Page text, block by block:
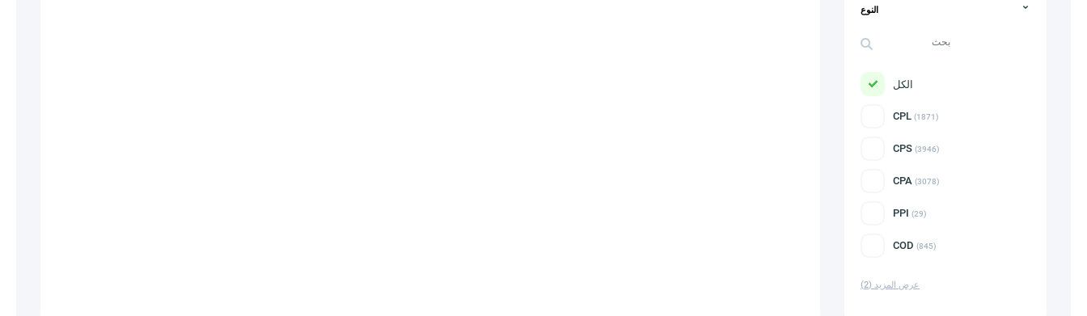
النوع
الكل
CPL (1871)
CPS (3946)
CPA (3078)
PPI (29)
COD (845)
عرض المزيد (2)